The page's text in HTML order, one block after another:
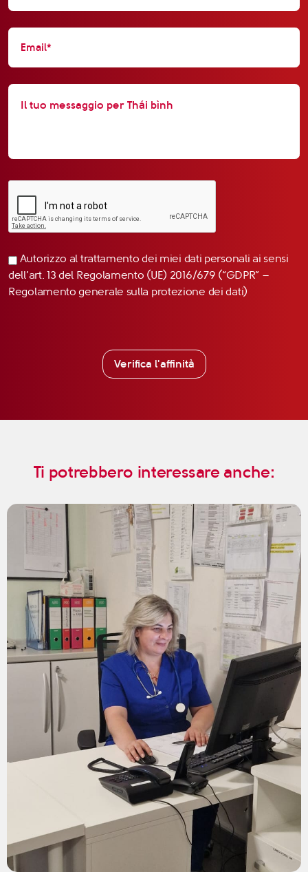
Autorizzo al trattamento dei miei dati personali ai sensi
dell’art. 13 del Regolamento (UE) 2016/679 (“GDPR” –
Regolamento generale sulla protezione dei dati)
Verifica l'affinità
Ti potrebbero interessare anche: